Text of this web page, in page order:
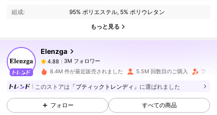
組成: 95% ポリエステル, 5% ポリウレタン
もっと見る
Elenzga
4.88
3M フォロワー
m***3は 1日前 に購入しました
4.88 3M フォロワー
8.4M 件が最近販売されました 5.5M 回数目のご購入 フォ
このストアは 「ブティックトレンディ」 に選ばれました
フォロー すべての商品